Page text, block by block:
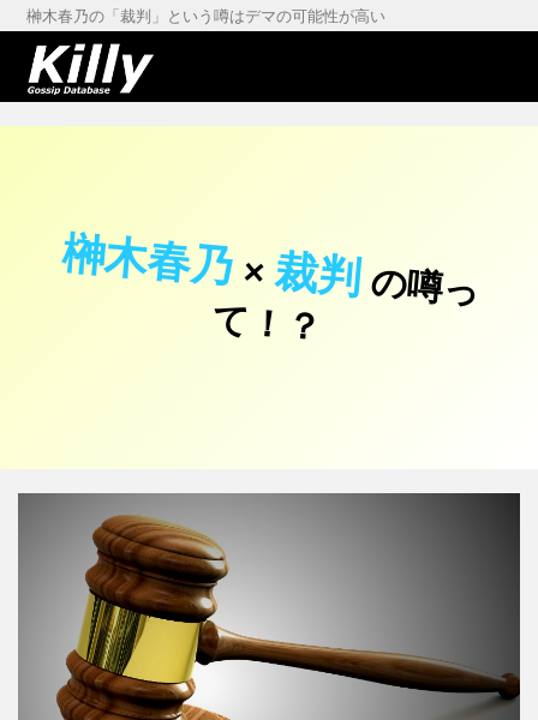
榊木春乃の「裁判」という噂はデマの可能性が高い
榊木春乃×裁判の
噂
っ
て
！
？